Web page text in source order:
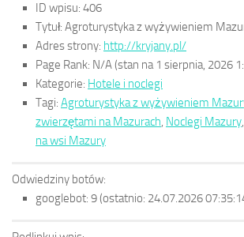
ID wpisu: 406
Tytuł: Agroturystyka z wyżywieniem
Adres strony: http://kryjany.pl/
Page Rank: N/A(stan na 1 sierpnia, 2026
Kategorie: Hotele i noclegi
Tagi: Agroturystyka z wyżywieniem
zwierzętami na Mazurach, Noclegi Mazury,
na wsi Mazury
Odwiedziny botów:
googlebot: 9(ostatnio: 24.07.2026